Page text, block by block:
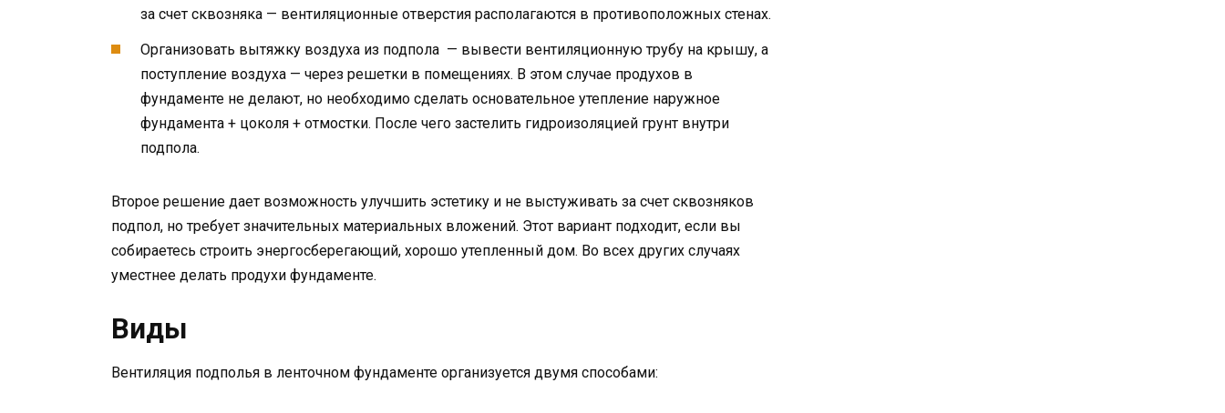
за счет сквозняка — вентиляционные отверстия располагаются в противоположных стенах.
Организовать вытяжку воздуха из подпола — вывести вентиляционную трубу на крышу, а
поступление воздуха — через решетки в помещениях. В этом случае продухов в
фундаменте не делают, но необходимо сделать основательное утепление наружное
фундамента + цоколя + отмостки. После чего застелить гидроизоляцией грунт внутри
подпола.
Второе решение дает возможность улучшить эстетику и не выстуживать за счет сквозняков
подпол, но требует значительных материальных вложений. Этот вариант подходит, если вы
собираетесь строить энергосберегающий, хорошо утепленный дом. Во всех других случаях
уместнее делать продухи фундаменте.
Виды
Вентиляция подполья в ленточном фундаменте организуется двумя способами: